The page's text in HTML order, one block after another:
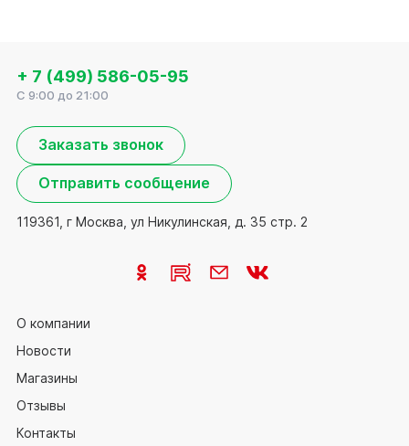
О компании
Новости
Магазины
Отзывы
Контакты
+ 7 (499) 586-05-95
C 9:00 до 21:00
Заказать звонок
Отправить сообщение
119361, г Москва, ул Никулинская, д. 35 стр. 2